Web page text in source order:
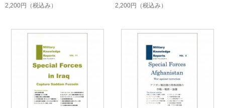
2,200円 （税込み） 2,200円 （税込み）